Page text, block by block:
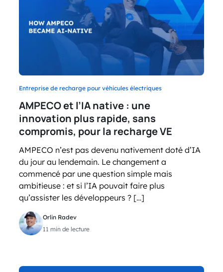
Entreprise de recharge pour véhicules électriques
AMPECO et l’IA native : une
innovation plus rapide, sans
compromis, pour la recharge VE
AMPECO n’est pas devenu nativement doté d’IA
du jour au lendemain. Le changement a
commencé par une question simple mais
ambitieuse : et si l’IA pouvait faire plus
qu’assister les développeurs ? […]
Orlin Radev
11 min de lecture